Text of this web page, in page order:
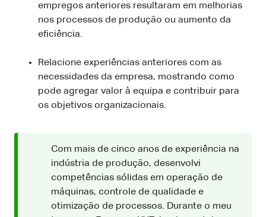
empregos anteriores resultaram em melhorias
nos processos de produção ou aumento da
eficiência.
Relacione experiências anteriores com as
necessidades da empresa, mostrando como
pode agregar valor à equipa e contribuir para
os objetivos organizacionais.
Com mais de cinco anos de experiência na
indústria de produção, desenvolvi
competências sólidas em operação de
máquinas, controle de qualidade e
otimização de processos. Durante o meu